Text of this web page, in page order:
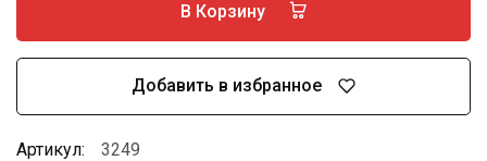
В Корзину
Добавить в избранное
Артикул:
3249